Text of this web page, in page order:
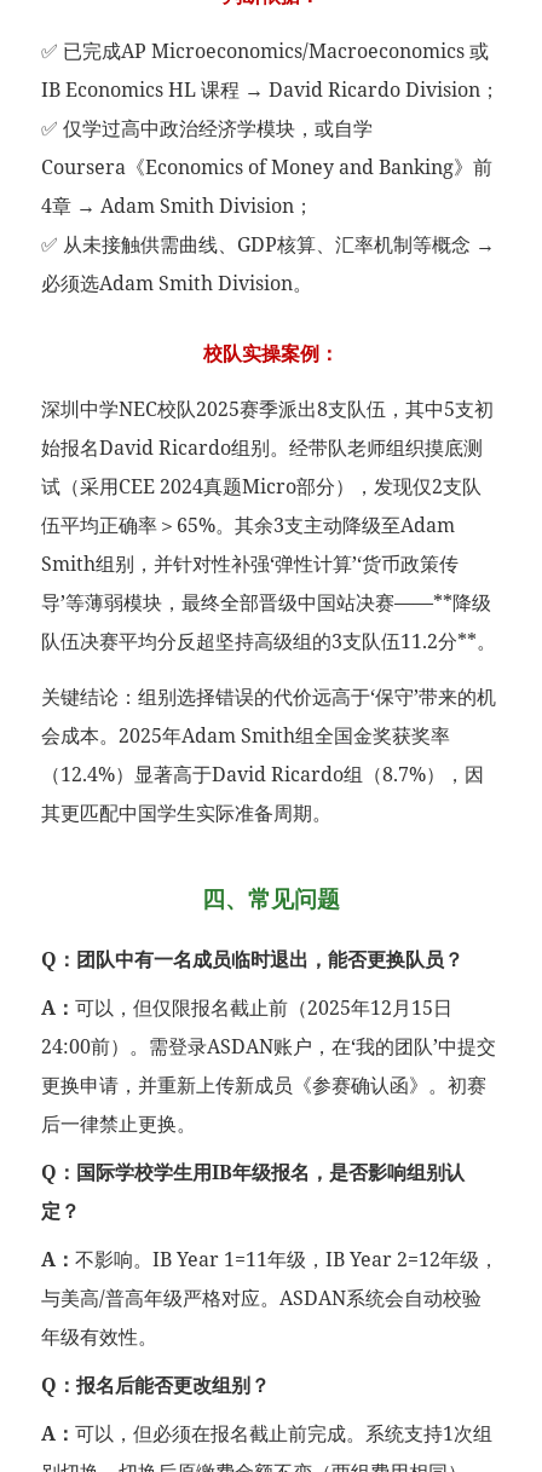
✅ 已完成AP Microeconomics/Macroeconomics 或
IB Economics HL 课程 → David Ricardo Division；
✅ 仅学过高中政治经济学模块，或自学
Coursera《Economics of Money and Banking》前
4章 → Adam Smith Division；
✅ 从未接触供需曲线、GDP核算、汇率机制等概念 →
必须选Adam Smith Division。
校队实操案例：
深圳中学NEC校队2025赛季派出8支队伍，其中5支初
始报名David Ricardo组别。经带队老师组织摸底测
试（采用CEE 2024真题Micro部分），发现仅2支队
伍平均正确率＞65%。其余3支主动降级至Adam
Smith组别，并针对性补强‘弹性计算’‘货币政策传
导’等薄弱模块，最终全部晋级中国站决赛——**降级
队伍决赛平均分反超坚持高级组的3支队伍11.2分**。
关键结论：组别选择错误的代价远高于‘保守’带来的机
会成本。2025年Adam Smith组全国金奖获奖率
（12.4%）显著高于David Ricardo组（8.7%），因
其更匹配中国学生实际准备周期。
四、常见问题
Q：团队中有一名成员临时退出，能否更换队员？
A：可以，但仅限报名截止前（2025年12月15日
24:00前）。需登录ASDAN账户，在‘我的团队’中提交
更换申请，并重新上传新成员《参赛确认函》。初赛
后一律禁止更换。
Q：国际学校学生用IB年级报名，是否影响组别认
定？
A：不影响。IB Year 1=11年级，IB Year 2=12年级，
与美高/普高年级严格对应。ASDAN系统会自动校验
年级有效性。
Q：报名后能否更改组别？
A：可以，但必须在报名截止前完成。系统支持1次组